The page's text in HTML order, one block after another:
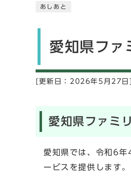
あしあと
愛知県ファ
[更新日： 2026年5月27日]
愛知県ファミ
愛知県では、令和6年
ービスを提供します。